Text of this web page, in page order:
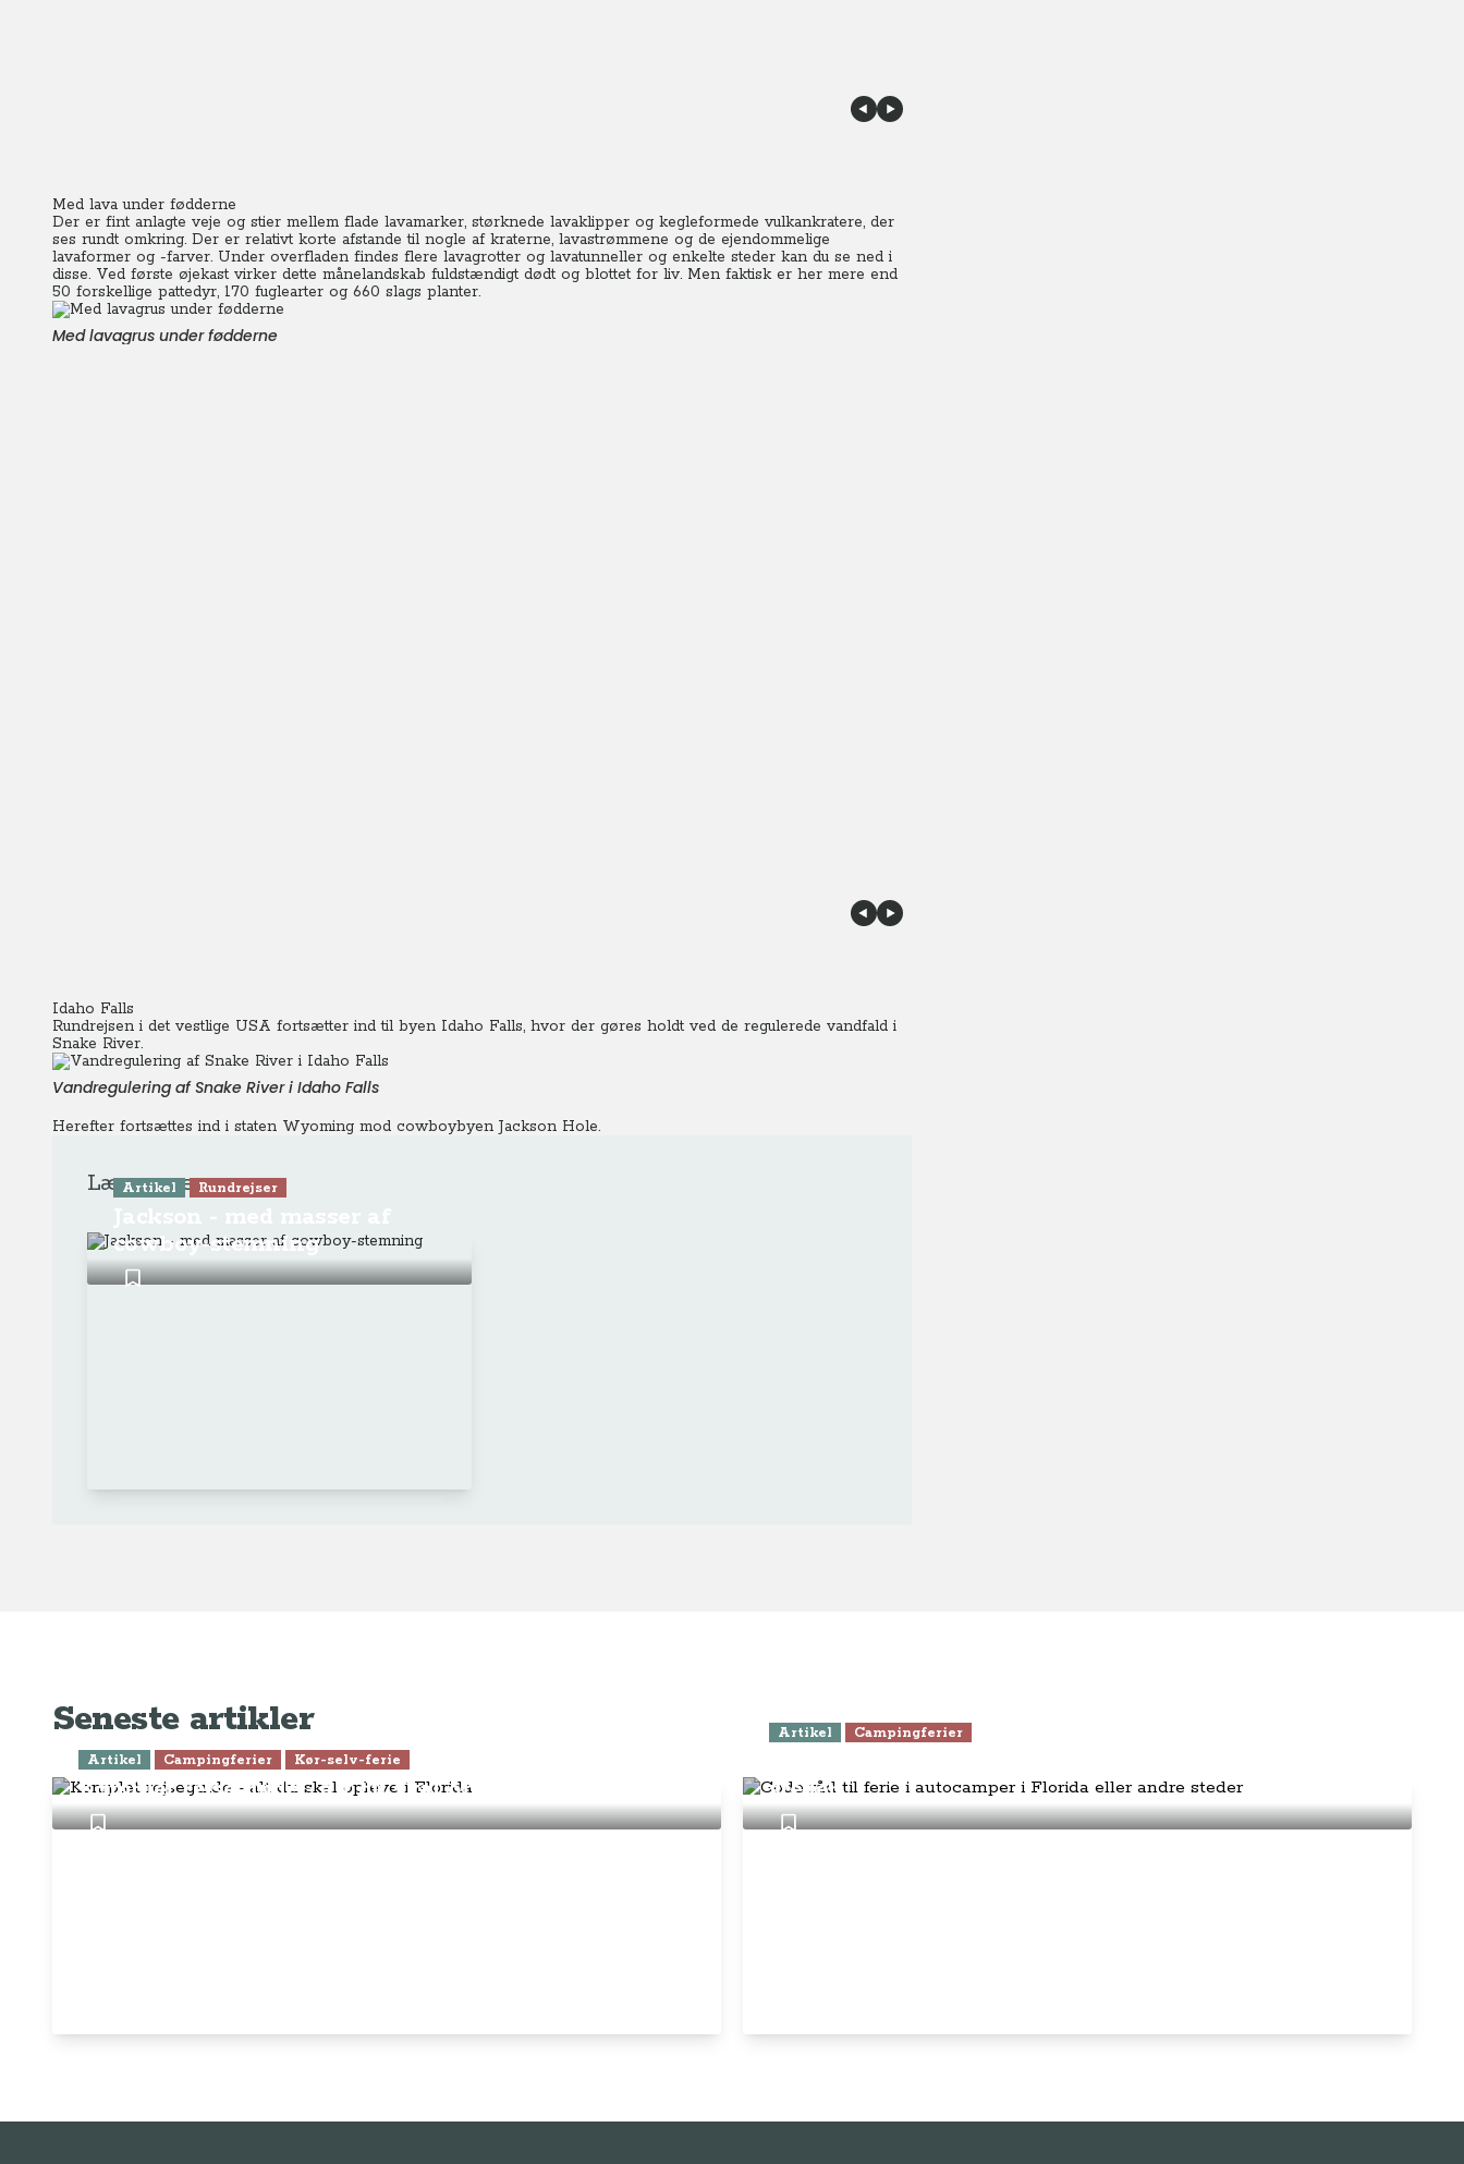
Med lava under fødderne
Der er fint anlagte veje og stier mellem flade lavamarker, størknede lavaklipper og kegleformede vulkankratere, der
ses rundt omkring. Der er relativt korte afstande til nogle af kraterne, lavastrømmene og de ejendommelige
lavaformer og -farver. Under overfladen findes flere lavagrotter og lavatunneller og enkelte steder kan du se ned i
disse. Ved første øjekast virker dette månelandskab fuldstændigt dødt og blottet for liv. Men faktisk er her mere end
50 forskellige pattedyr, 170 fuglearter og 660 slags planter.
Med lavagrus under fødderne
Idaho Falls
Rundrejsen i det vestlige USA fortsætter ind til byen Idaho Falls, hvor der gøres holdt ved de regulerede vandfald i
Snake River.
Vandregulering af Snake River i Idaho Falls
Herefter fortsættes ind i staten Wyoming mod cowboybyen Jackson Hole.
Læs mere
Artikel Rundrejser
cowboy-stemning
Seneste artikler
Artikel Campingferier Kør-selv-ferie
Komplet rejseguide - alt du skal opleve i Florida
Artikel Campingferier
steder